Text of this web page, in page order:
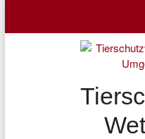
content